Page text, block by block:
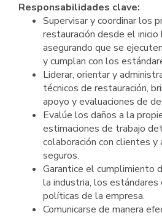
Responsabilidades clave:
Supervisar y coordinar los
restauración desde el inicio
asegurando que se
y cumplan con los
Liderar, orientar y
técnicos de restauración,
apoyo y evaluaciones de
Evalúe los daños a la
estimaciones de trabajo
colaboración con clientes y
seguros.
Garantice el cumplimiento
la industria, los estándares
políticas de la empresa.
Comunicarse de manera